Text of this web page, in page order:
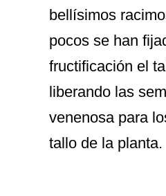
bellísimos
pocos se han
fructificación el
liberando las
venenosa para
tallo de la planta.